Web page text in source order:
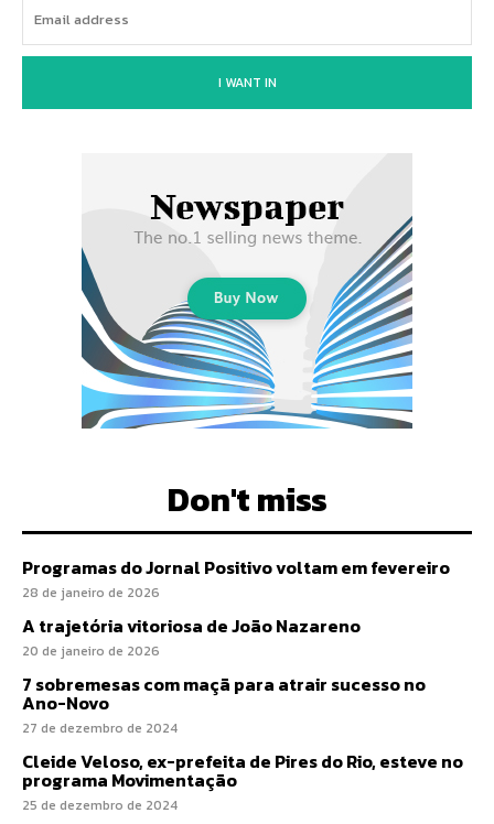
I WANT IN
Don't miss
Programas do Jornal Positivo voltam em fevereiro
28 de janeiro de 2026
A trajetória vitoriosa de João Nazareno
20 de janeiro de 2026
7 sobremesas com maçã para atrair sucesso no
Ano-Novo
27 de dezembro de 2024
Cleide Veloso, ex-prefeita de Pires do Rio, esteve no
programa Movimentação
25 de dezembro de 2024